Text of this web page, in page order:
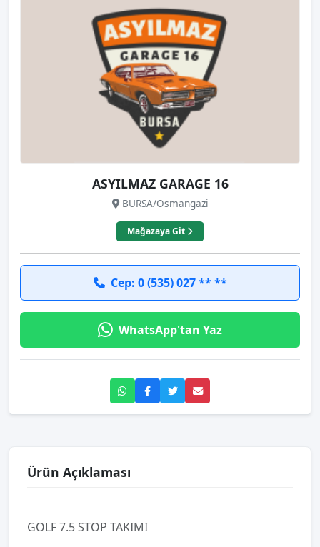
ASYILMAZ GARAGE 16
BURSA/Osmangazi
Mağazaya Git
Cep: 0 (535) 027 ** **
WhatsApp'tan Yaz
Ürün Açıklaması
GOLF 7.5 STOP TAKIMI